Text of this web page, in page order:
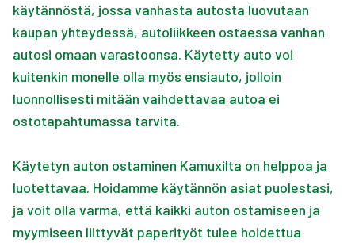
käytännöstä, jossa vanhasta autosta luovutaan
kaupan yhteydessä, autoliikkeen ostaessa vanhan
autosi omaan varastoonsa. Käytetty auto voi
kuitenkin monelle olla myös ensiauto, jolloin
luonnollisesti mitään vaihdettavaa autoa ei
ostotapahtumassa tarvita.
Käytetyn auton ostaminen Kamuxilta on helppoa ja
luotettavaa. Hoidamme käytännön asiat puolestasi,
ja voit olla varma, että kaikki auton ostamiseen ja
myymiseen liittyvät paperityöt tulee hoidettua